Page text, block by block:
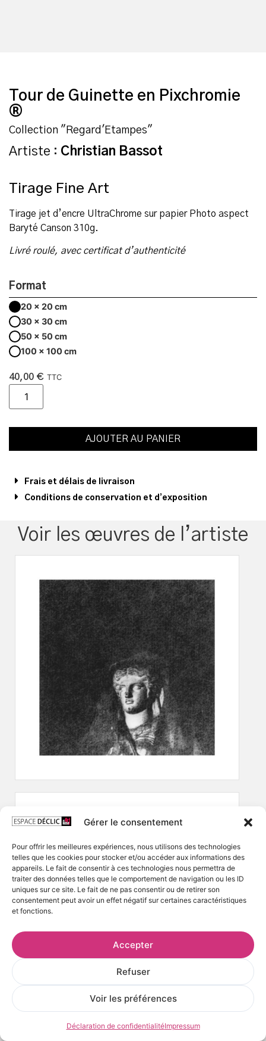
Gérer le consentement
Pour offrir les meilleures expériences, nous utilisons des technologies
telles que les cookies pour stocker et/ou accéder aux informations des
appareils. Le fait de consentir à ces technologies nous permettra de
traiter des données telles que le comportement de navigation ou les ID
uniques sur ce site. Le fait de ne pas consentir ou de retirer son
consentement peut avoir un effet négatif sur certaines caractéristiques
et fonctions.
Accepter
Refuser
Voir les préférences
Déclaration de confidentialitéImpressum
Tour de Guinette en Pixchromie
®
Collection "Regard'Etampes"
Artiste : Christian Bassot
Tirage Fine Art
Tirage jet d’encre UltraChrome sur papier Photo aspect
Baryté Canson 310g.
Livré roulé, avec certificat d’authenticité
Format
20 x 20 cm
30 x 30 cm
50 x 50 cm
100 x 100 cm
40,00 € TTC
AJOUTER AU PANIER
Frais et délais de livraison
Conditions de conservation et d’exposition
Voir les œuvres de l’artiste